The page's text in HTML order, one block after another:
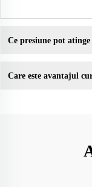
Ce presiune pot
Care este avantajul